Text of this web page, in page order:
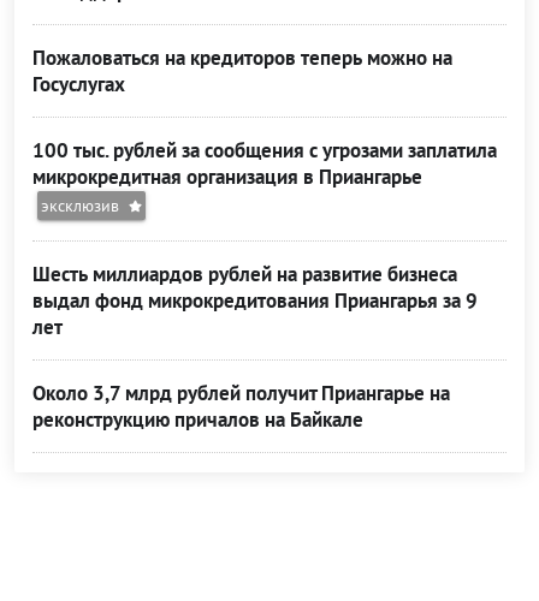
Пожаловаться на кредиторов теперь можно на
Госуслугах
100 тыс. рублей за сообщения с угрозами заплатила
микрокредитная организация в Приангарье
эксклюзив
Шесть миллиардов рублей на развитие бизнеса
выдал фонд микрокредитования Приангарья за 9
лет
Около 3,7 млрд рублей получит Приангарье на
реконструкцию причалов на Байкале